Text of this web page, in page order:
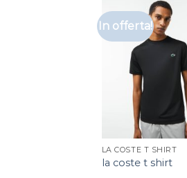
In offerta!
LA COSTE T SHIRT
la coste t shirt